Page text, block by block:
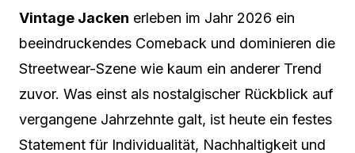
Vintage Jacken erleben im Jahr 2026 ein
beeindruckendes Comeback und dominieren die
Streetwear-Szene wie kaum ein anderer Trend
zuvor. Was einst als nostalgischer Rückblick auf
vergangene Jahrzehnte galt, ist heute ein festes
Statement für Individualität, Nachhaltigkeit und